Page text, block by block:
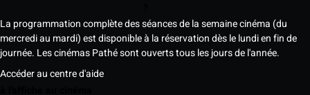
La programmation complète des séances de la semaine cinéma (du
mercredi au mardi) est disponible à la réservation dès le lundi en fin de
journée. Les cinémas Pathé sont ouverts tous les jours de l'année.
Accéder au centre d'aide